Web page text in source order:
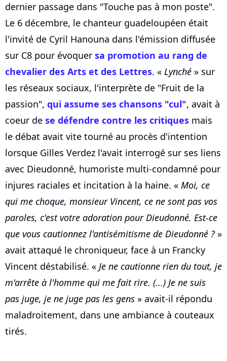
dernier passage dans "Touche pas à mon poste".
Le 6 décembre, le chanteur guadeloupéen était
l'invité de Cyril Hanouna dans l'émission diffusée
sur C8 pour évoquer sa promotion au rang de
chevalier des Arts et des Lettres. « Lynché » sur
les réseaux sociaux, l'interprète de "Fruit de la
passion", qui assume ses chansons "cul", avait à
coeur de se défendre contre les critiques mais
le débat avait vite tourné au procès d'intention
lorsque Gilles Verdez l'avait interrogé sur ses liens
avec Dieudonné, humoriste multi-condamné pour
injures raciales et incitation à la haine. « Moi, ce
qui me choque, monsieur Vincent, ce ne sont pas vos
paroles, c'est votre adoration pour Dieudonné. Est-ce
que vous cautionnez l'antisémitisme de Dieudonné ?»
avait attaqué le chroniqueur, face à un Francky
Vincent déstabilisé. « Je ne cautionne rien du tout, je
m'arrête à l'homme qui me fait rire. (...) Je ne suis
pas juge, je ne juge pas les gens » avait-il répondu
maladroitement, dans une ambiance à couteaux
tirés.